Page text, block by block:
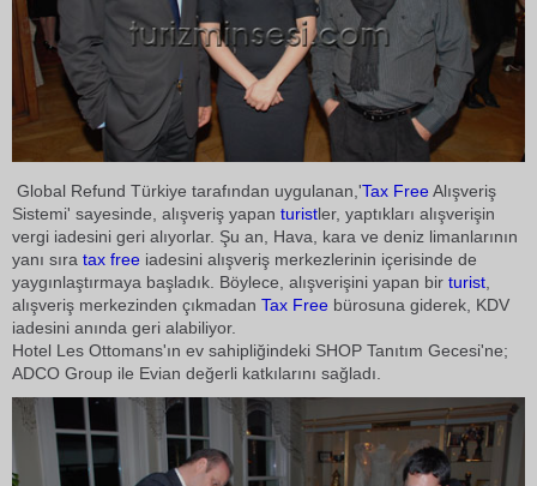
Global Refund Türkiye tarafından uygulanan,'Tax FreeAlışveriş
Sistemi' sayesinde, alışveriş yapan turistler, yaptıkları alışverişin
vergi iadesini geri alıyorlar. Şu an, Hava, kara ve deniz limanlarının
yanı sıra tax free iadesini alışveriş merkezlerinin içerisinde de
yaygınlaştırmaya başladık. Böylece, alışverişini yapan bir turist
alışveriş merkezinden çıkmadan Tax Free bürosuna giderek, KDV
iadesini anında geri alabiliyor.
Hotel Les Ottomans'ın ev sahipliğindeki SHOP Tanıtım Gecesi'ne;
ADCO Group ile Evian değerli katkılarını sağladı.